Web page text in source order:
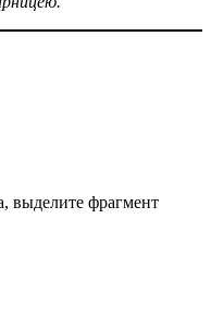
выделите фрагмент